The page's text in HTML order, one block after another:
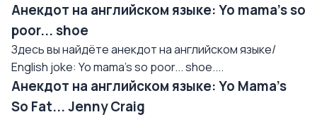
Анекдот на английском языке: Yo mama's so
poor... shoe
Здесь вы найдёте анекдот на английском языке/
English joke: Yo mama's so poor... shoe....
Анекдот на английском языке: Yo Mama's
So Fat... Jenny Craig